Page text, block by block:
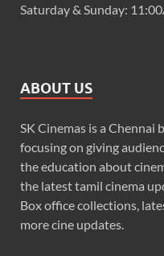
Saturday & Sunday:
ABOUT US
SK Cinemas is a Chennai
focusing on giving
the education about
the latest tamil cinema
Box office collections,
more cine updates.